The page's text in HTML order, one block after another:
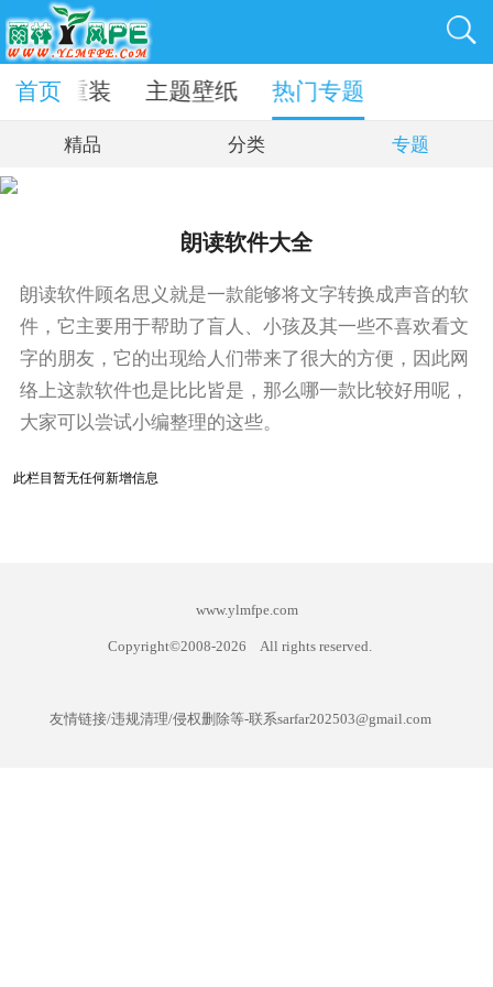
一键重装 主题壁纸 热门专题
首页
精品 分类 专题
朗读软件大全
朗读软件顾名思义就是一款能够将文字转换成声音的软
件，它主要用于帮助了盲人、小孩及其一些不喜欢看文
字的朋友，它的出现给人们带来了很大的方便，因此网
络上这款软件也是比比皆是，那么哪一款比较好用呢，
大家可以尝试小编整理的这些。
此栏目暂无任何新增信息
www.ylmfpe.com
Copyright©2008-2026 All rights reserved.
友情链接/违规清理/侵权删除等-联系sarfar202503@gmail.com